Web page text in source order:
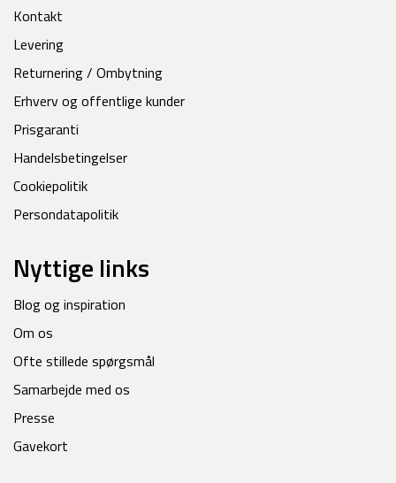
Kontakt
Levering
Returnering / Ombytning
Erhverv og offentlige kunder
Prisgaranti
Handelsbetingelser
Cookiepolitik
Persondatapolitik
Nyttige links
Blog og inspiration
Om os
Ofte stillede spørgsmål
Samarbejde med os
Presse
Gavekort